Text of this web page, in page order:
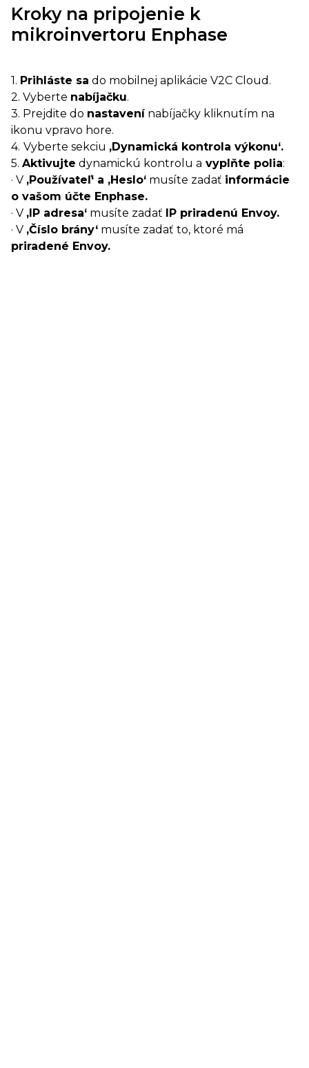
Kroky na pripojenie k
mikroinvertoru Enphase
1. Prihláste sa do mobilnej aplikácie V2C Cloud.
2. Vyberte nabíjačku.
3. Prejdite do nastavenínabíjačky kliknutím na
ikonu vpravo hore.
4. Vyberte sekciu ‚Dynamická kontrola výkonu‘.
5. Aktivujte dynamickú kontrolu a vyplňte polia:
· V ‚Používateľ‘ a ‚Heslo‘ musíte zadať informácie
o vašom účte Enphase.
· V ‚IP adresa‘ musíte zadať IP priradenú Envoy.
· V ‚Číslo brány‘ musíte zadať to, ktoré má
priradené Envoy.